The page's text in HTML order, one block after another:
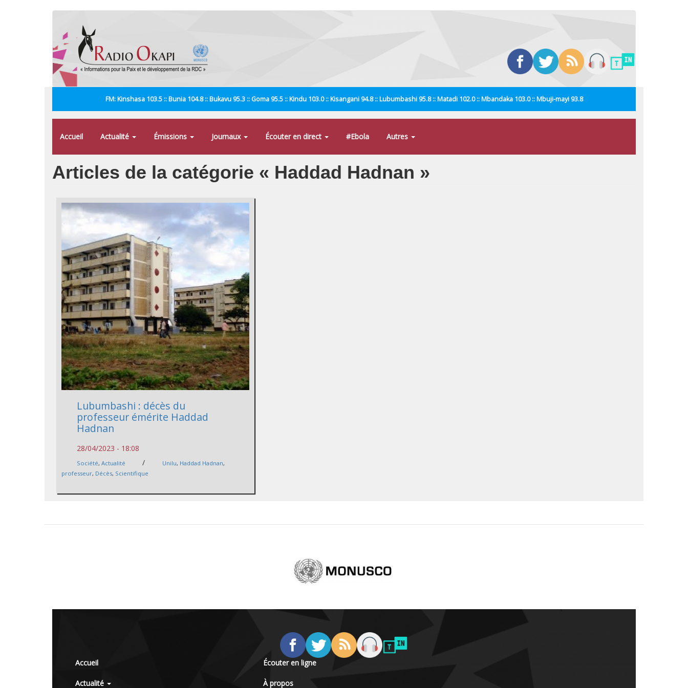
FM: Kinshasa 103.5 :: Bunia 104.8 :: Bukavu 95.3 :: Goma 95.5 :: Kindu 103.0 :: Kisangani 94.8 :: Lubumbashi 95.8 :: Matadi 102.0 :: Mbandaka 103.0 :: Mbuji-mayi 93.8
Accueil Actualité Émissions Journaux Écouter en direct #Ebola Autres
Articles de la catégorie « Haddad Hadnan »
Lubumbashi : décès du
professeur émérite Haddad
Hadnan
28/04/2023 - 18:08
Société,Actualité / Unilu, Haddad Hadnan,
professeur, Décès, Scientifique
Accueil
Actualité
Écouter en ligne
À propos